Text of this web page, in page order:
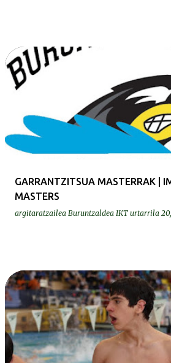
GARRANTZITSUA MASTERRAK |
MASTERS
argitaratzailea Buruntzaldea IKT urtarrila